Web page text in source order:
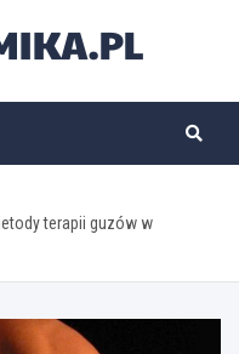
terapii guzów w